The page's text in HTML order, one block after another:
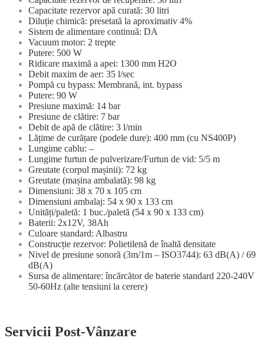
Capacitate rezervor apă curată: 30 litri
Diluție chimică: presetată la aproximativ 4%
Sistem de alimentare continuă: DA
Vacuum motor: 2 trepte
Putere: 500 W
Ridicare maximă a apei: 1300 mm H2O
Debit maxim de aer: 35 l/sec
Pompă cu bypass: Membrană, int. bypass
Putere: 90 W
Presiune maximă: 14 bar
Presiune de clătire: 7 bar
Debit de apă de clătire: 3 l/min
Lățime de curățare (podele dure): 400 mm (cu NS400P)
Lungime cablu: –
Lungime furtun de pulverizare/Furtun de vid: 5/5 m
Greutate (corpul mașinii): 72 kg
Greutate (mașina ambalată): 98 kg
Dimensiuni: 38 x 70 x 105 cm
Dimensiuni ambalaj: 54 x 90 x 133 cm
Unități/paletă: 1 buc./paletă (54 x 90 x 133 cm)
Baterii: 2x12V, 38Ah
Culoare standard: Albastru
Construcție rezervor: Polietilenă de înaltă densitate
Nivel de presiune sonoră (3m/1m – ISO3744): 63 dB(A) / 69
dB(A)
Sursa de alimentare: încărcător de baterie standard 220-240V
50-60Hz (alte tensiuni la cerere)
Servicii Post-Vânzare